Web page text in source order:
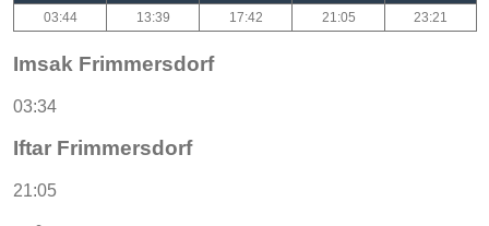
03:44
13:39 17:42 21:05 23:21
Imsak Frimmersdorf
03:34
Iftar Frimmersdorf
21:05